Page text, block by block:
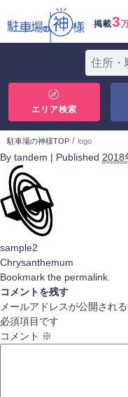
掲載3
エリア検索
駐車場の神様TOP / logo
By tandem | Published 2018
sample2
Chrysanthemum
Bookmark the permalink
コメントを残す
メールアドレスが公開され
必須項目です
コメント ※